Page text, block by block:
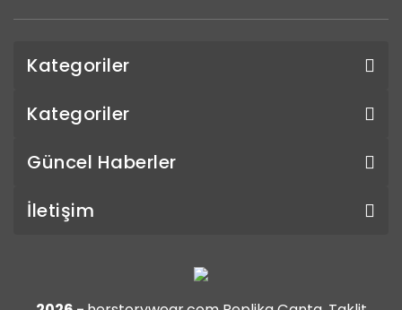
Kategoriler
Kategoriler
Güncel Haberler
İletişim